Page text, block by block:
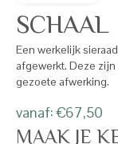
SCHAAL
Een werkelijk
afgewerkt. Deze
gezoete afwerking.
vanaf:€67,50
MAAK JE